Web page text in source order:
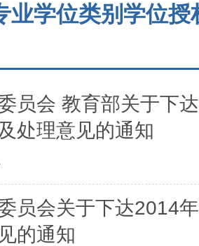
业学位类别学位
员会 教育部关于下
处理意见的通知
员会关于下达2014
的通知